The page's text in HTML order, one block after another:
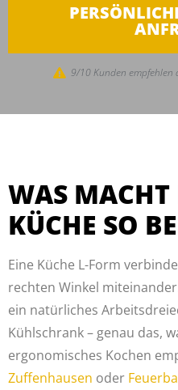
9/10 Kunden empfehlen
WAS MACHT
KÜCHE SO
Eine Küche L-Form
rechten Winkel
ein natürliches
Kühlschrank – genau das,
ergonomisches Kochen
Zuffenhausen oder